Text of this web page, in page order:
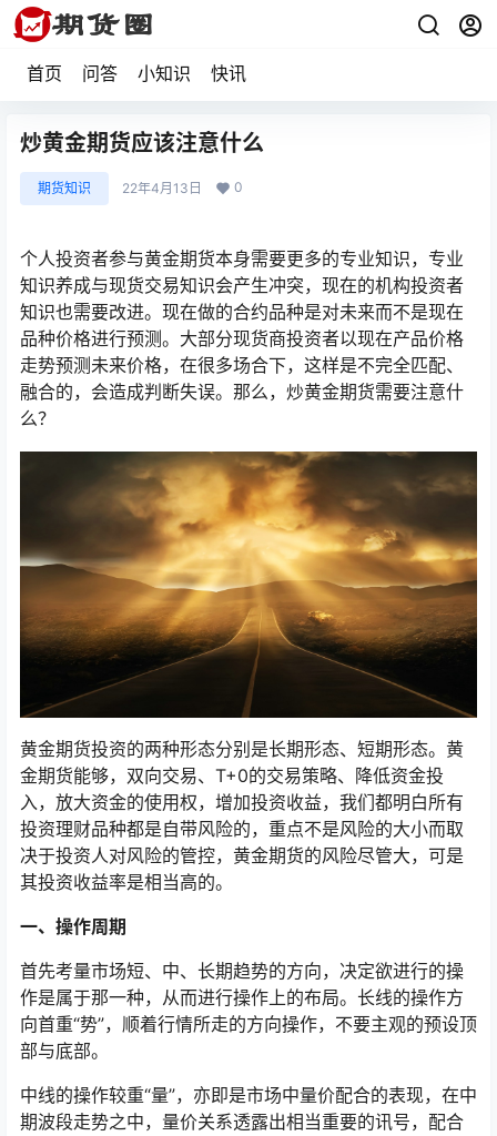
首页 问答 小知识 快讯
炒黄金期货应该注意什么
期货知识 22年4月13日 0
个人投资者参与黄金期货本身需要更多的专业知识，专业
知识养成与现货交易知识会产生冲突，现在的机构投资者
知识也需要改进。现在做的合约品种是对未来而不是现在
品种价格进行预测。大部分现货商投资者以现在产品价格
走势预测未来价格，在很多场合下，这样是不完全匹配、
融合的，会造成判断失误。那么，炒黄金期货需要注意什
么？
黄金期货投资的两种形态分别是长期形态、短期形态。黄
金期货能够，双向交易、T+0的交易策略、降低资金投
入，放大资金的使用权，增加投资收益，我们都明白所有
投资理财品种都是自带风险的，重点不是风险的大小而取
决于投资人对风险的管控，黄金期货的风险尽管大，可是
其投资收益率是相当高的。
一、操作周期
首先考量市场短、中、长期趋势的方向，决定欲进行的操
作是属于那一种，从而进行操作上的布局。长线的操作方
向首重“势”，顺着行情所走的方向操作，不要主观的预设顶
部与底部。
中线的操作较重“量”，亦即是市场中量价配合的表现，在中
期波段走势之中，量价关系透露出相当重要的讯号，配合